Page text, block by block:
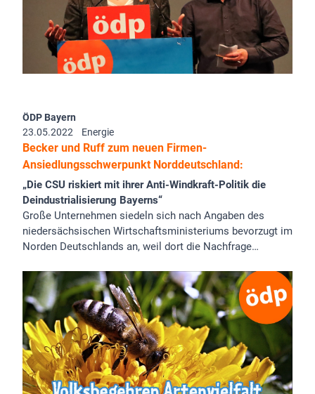
ÖDP Bayern
23.05.2022
Energie
Becker und Ruff zum neuen Firmen-
Ansiedlungsschwerpunkt Norddeutschland:
„Die CSU riskiert mit ihrer Anti-Windkraft-Politik die
Deindustrialisierung Bayerns“
Große Unternehmen siedeln sich nach Angaben des
niedersächsischen Wirtschaftsministeriums bevorzugt im
Norden Deutschlands an, weil dort die Nachfrage…